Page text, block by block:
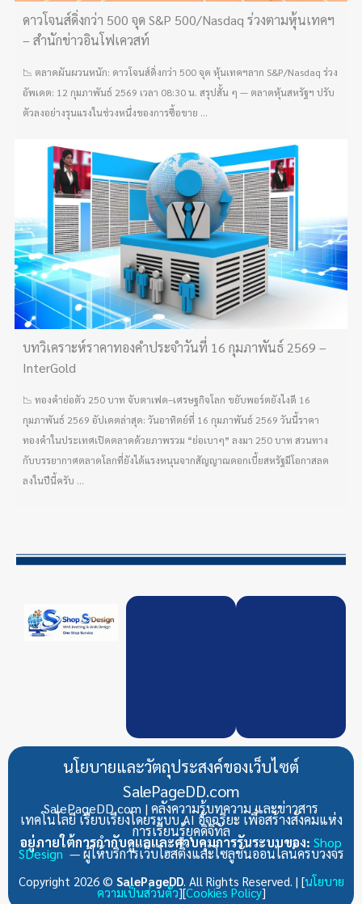
ดาวโจนส์ดิ่งกว่า 500 จุด S&P 500/Nasdaq ร่วงตามหุ้นเทคฯ
– สำนักข่าวอินโฟเควสท์
📉 ตลาดผันผวนหนัก: ดาวโจนส์ดิ่งกว่า 500 จุด หุ้นเทคฯลาก S&P/Nasdaq ร่วง
อัพเดต: 12 กุมภาพันธ์ 2569 เวลา 08:30 น. สรุปสั้น ๆ — ตลาดหุ้นสหรัฐฯ ปรับ
ตัวลงอย่างรุนแรงในช่วงหนึ่งของการซื้อขาย ...
บทวิเคราะห์ราคาทองคำประจำวันที่ 16 กุมภาพันธ์ 2569 –
InterGold
📉 ทองคำย่อตัว 250 บาท จับตาเฟด–เศรษฐกิจโลก ขยับพอร์ตยังไงดี 16
กุมภาพันธ์ 2569 อัปเดตล่าสุด: วันอาทิตย์ที่ 16 กุมภาพันธ์ 2569 วันนี้ราคา
ทองคำในประเทศเปิดตลาดด้วยภาพรวม “ย่อเบาๆ” ลงมา 250 บาท สวนทาง
กับบรรยากาศตลาดโลกที่ยังได้แรงหนุนจากสัญญาณดอกเบี้ยสหรัฐมีโอกาสลด
ลงในปีนี้ครับ ...
นโยบายและวัตถุประสงค์ของเว็บไซต์
SalePageDD.com
SalePageDD.com | คลังความรู้บทความ และข่าวสาร
เทคโนโลยี เรียบเรียงโดยระบบ AI อัจฉริยะ เพื่อสร้างสังคมแห่ง
การเรียนรู้ยุคดิจิทัล
อยู่ภายใต้การกำกับดูแลและควบคุมการรันระบบของ: Shop
SDesign — ผู้ให้บริการเว็บโฮสติ้งและโซลูชันออนไลน์ครบวงจร
Copyright 2026 © SalePageDD. All Rights Reserved. | [นโยบาย
ความเป็นส่วนตัว][Cookies Policy]